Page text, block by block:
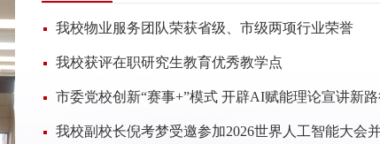
我校物业服务团队荣获省级、市级两项行业荣誉
我校获评在职研究生教育优秀教学点
市委党校创新“赛事+”模式 开辟AI赋能理论宣讲新路
我校副校长倪考梦受邀参加2026世界人工智能大会